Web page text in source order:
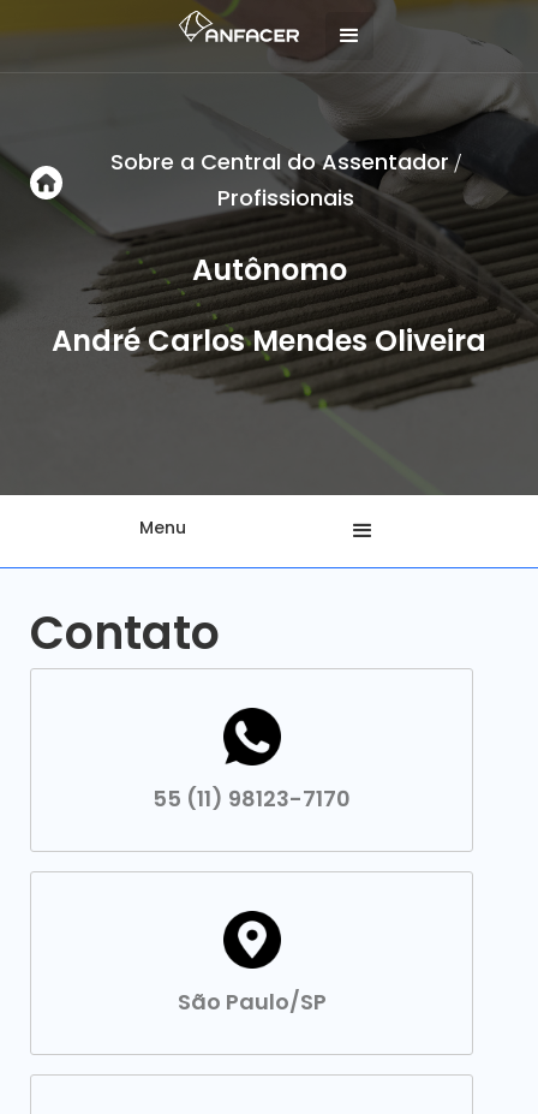
Sobre a Central do Assentador/
Profissionais
Autônomo
André Carlos Mendes Oliveira
Menu
Contato
55 (11) 98123-7170
São Paulo/SP